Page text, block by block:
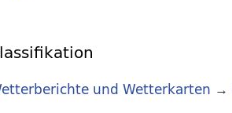
und Wetterkarten →